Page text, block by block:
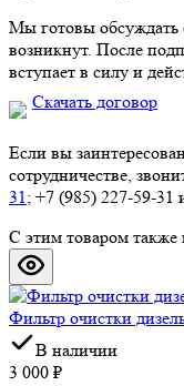
Мы готовы обсуждать
возникнут. После
вступает в силу и
Скачать договор
Если вы
сотрудничестве,
31; +7 (985) 227-59-31
С этим товаром
Фильтр очистки
В наличии
3 000 ₽